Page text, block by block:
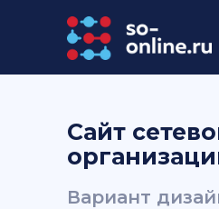
Сайт
Вариант